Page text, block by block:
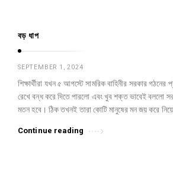
বড় ধাপ
SEPTEMBER 1, 2024
শিক্ষার্থীরা যখন ৫ আগস্টে সামরিক বাহিনীর সরকার গঠনের
রেখে বন্ধ করে দিতে পারলো এবং খুব শক্ত ভাবেই বললো
মতন হবে। ঠিক তখনই তারা কোটি মানুষের মন জয় করে
Continue reading